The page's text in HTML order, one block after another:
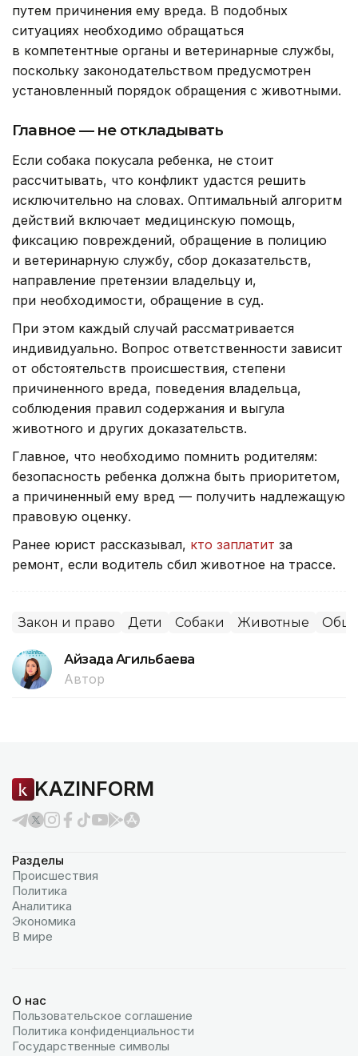
путем причинения ему вреда. В подобных
ситуациях необходимо обращаться
в компетентные органы и ветеринарные службы,
поскольку законодательством предусмотрен
установленный порядок обращения с животными.
Главное — не откладывать
Если собака покусала ребенка, не стоит
рассчитывать, что конфликт удастся решить
исключительно на словах. Оптимальный алгоритм
действий включает медицинскую помощь,
фиксацию повреждений, обращение в полицию
и ветеринарную службу, сбор доказательств,
направление претензии владельцу и,
при необходимости, обращение в суд.
При этом каждый случай рассматривается
индивидуально. Вопрос ответственности зависит
от обстоятельств происшествия, степени
причиненного вреда, поведения владельца,
соблюдения правил содержания и выгула
животного и других доказательств.
Главное, что необходимо помнить родителям:
безопасность ребенка должна быть приоритетом,
а причиненный ему вред — получить надлежащую
правовую оценку.
Ранее юрист рассказывал, кто заплатит за
ремонт, если водитель сбил животное на трассе.
Закон и право Дети Собаки Животные
Айзада Агильбаева
Автор
KAZINFORM
Разделы
Происшествия
Политика
Аналитика
Экономика
В мире
О нас
Пользовательское соглашение
Политика конфиденциальности
Государственные символы